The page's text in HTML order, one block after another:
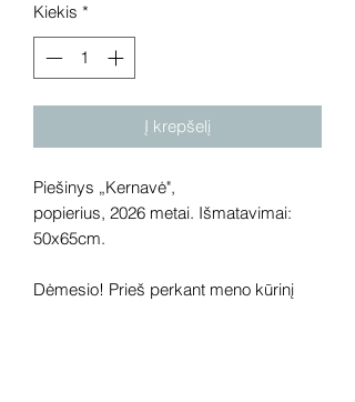
Kiekis *
Į krepšelį
Piešinys „Kernavė",
popierius, 2026 metai. Išmatavimai:
50x65cm.
Dėmesio! Prieš perkant meno kūrinį